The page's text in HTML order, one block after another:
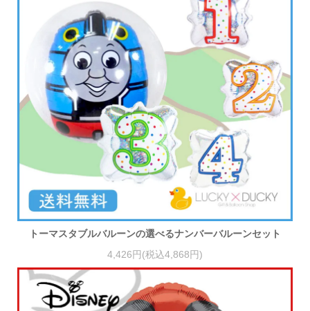
トーマスタブルバルーンの選べるナンバーバルーンセット
4,426円(税込4,868円)